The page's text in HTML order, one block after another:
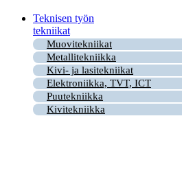
Teknisen työn
tekniikat
Muovitekniikat
Metallitekniikka
Kivi- ja lasitekniikat
Elektroniikka, TVT, ICT
Puutekniikka
Kivitekniikka